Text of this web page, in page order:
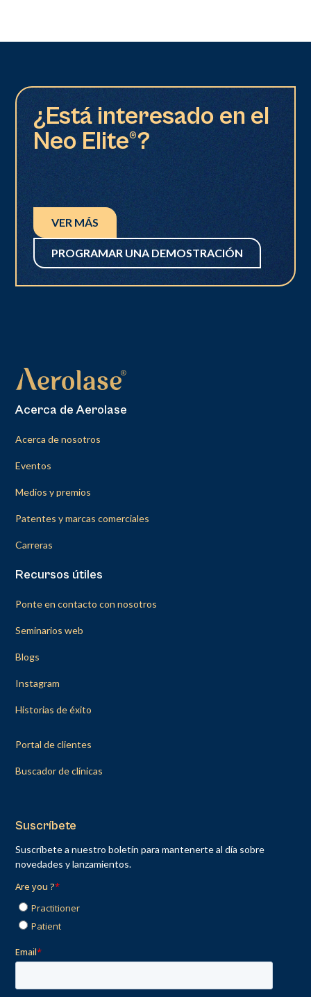
¿Está interesado en el
Neo Elite®?
VER MÁS
PROGRAMAR UNA DEMOSTRACIÓN
Acerca de Aerolase
Acerca de nosotros
Eventos
Medios y premios
Patentes y marcas comerciales
Carreras
Recursos útiles
Ponte en contacto con nosotros
Seminarios web
Blogs
Instagram
Historias de éxito
Portal de clientes
Buscador de clínicas
Suscríbete
Suscríbete a nuestro boletín para mantenerte al día sobre
novedades y lanzamientos.